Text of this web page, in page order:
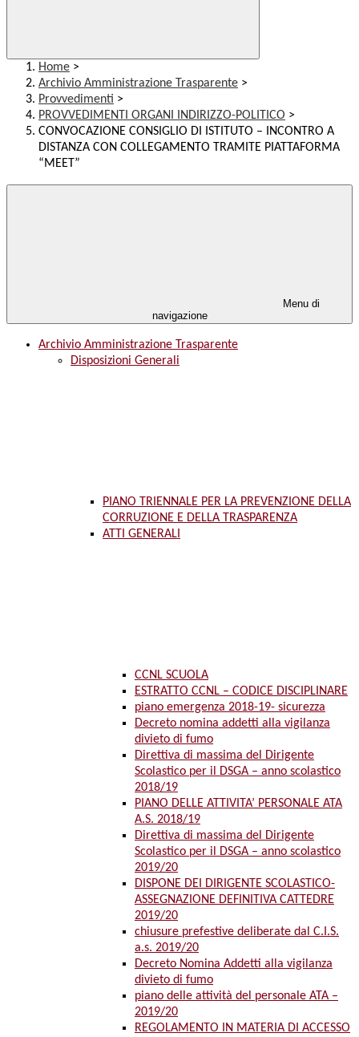
Home >
Archivio Amministrazione Trasparente >
Provvedimenti >
PROVVEDIMENTI ORGANI INDIRIZZO-POLITICO >
CONVOCAZIONE CONSIGLIO DI ISTITUTO – INCONTRO A
DISTANZA CON COLLEGAMENTO TRAMITE PIATTAFORMA
“MEET”
Menu di
navigazione
Archivio Amministrazione Trasparente
Disposizioni Generali
PIANO TRIENNALE PER LA PREVENZIONE DELLA
CORRUZIONE E DELLA TRASPARENZA
ATTI GENERALI
CCNL SCUOLA
ESTRATTO CCNL – CODICE DISCIPLINARE
piano emergenza 2018-19- sicurezza
Decreto nomina addetti alla vigilanza
divieto di fumo
Direttiva di massima del Dirigente
Scolastico per il DSGA – anno scolastico
2018/19
PIANO DELLE ATTIVITA’ PERSONALE ATA
A.S. 2018/19
Direttiva di massima del Dirigente
Scolastico per il DSGA – anno scolastico
2019/20
DISPONE DEI DIRIGENTE SCOLASTICO-
ASSEGNAZIONE DEFINITIVA CATTEDRE
2019/20
chiusure prefestive deliberate dal C.I.S.
a.s. 2019/20
Decreto Nomina Addetti alla vigilanza
divieto di fumo
piano delle attività del personale ATA –
2019/20
REGOLAMENTO IN MATERIA DI ACCESSO